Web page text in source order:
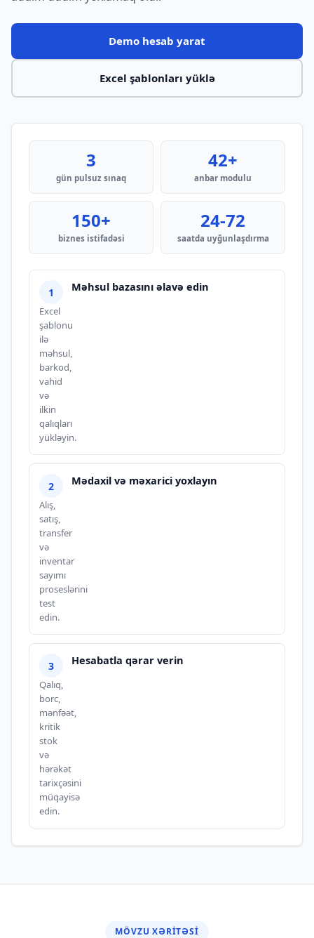
Demo hesab yarat
Excel şablonları yüklə
3
gün pulsuz sınaq
42+
anbar modulu
150+
biznes istifadəsi
24-72
saatda uyğunlaşdırma
Məhsul bazasını əlavə edin
Excel
şablonu
ilə
məhsul,
barkod,
vahid
və
ilkin
qalıqları
yükləyin.
Mədaxil və məxarici yoxlayın
Alış,
satış,
transfer
və
inventar
sayımı
proseslərini
test
edin.
Hesabatla qərar verin
Qalıq,
borc,
mənfəət,
kritik
stok
və
hərəkət
tarixçəsini
müqayisə
edin.
MÖVZU XƏRITƏSI